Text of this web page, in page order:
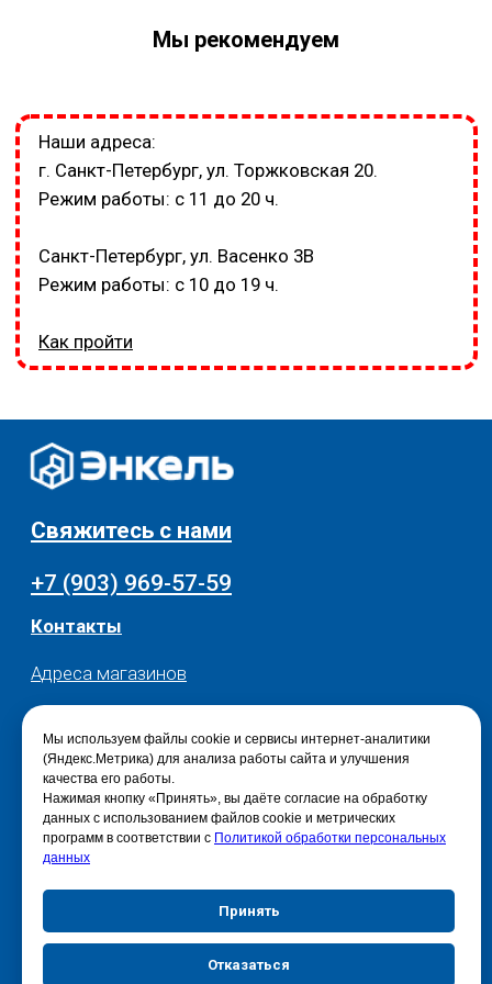
Мы используем файлы cookie и сервисы интернет-аналитики
(Яндекс.Метрика) для анализа работы сайта и улучшения
качества его работы.
Нажимая кнопку «Принять», вы даёте согласие на обработку
данных с использованием файлов cookie и метрических
программ в соответствии с Политикой обработки персональных
данных
Принять
Отказаться
Мы рекомендуем